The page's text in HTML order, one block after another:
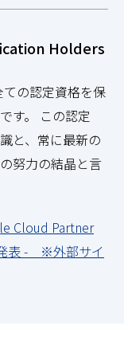
Holders
の認定資格を保
す。 この認定
と、常に最新の
努力の結晶と言
Cloud Partner
表 - ※外部サイ